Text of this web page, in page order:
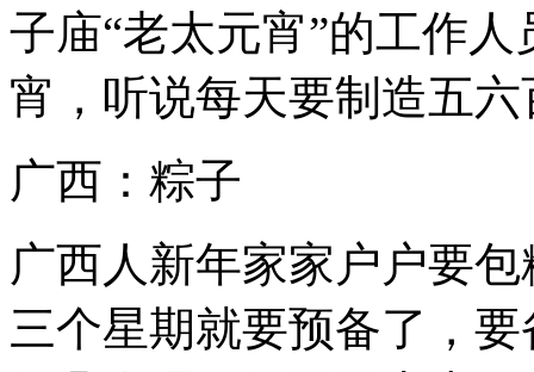
子庙“老太元宵”的工作
宵，听说每天要制造五
广西：粽子
广西人新年家家户户要
三个星期就要预备了，